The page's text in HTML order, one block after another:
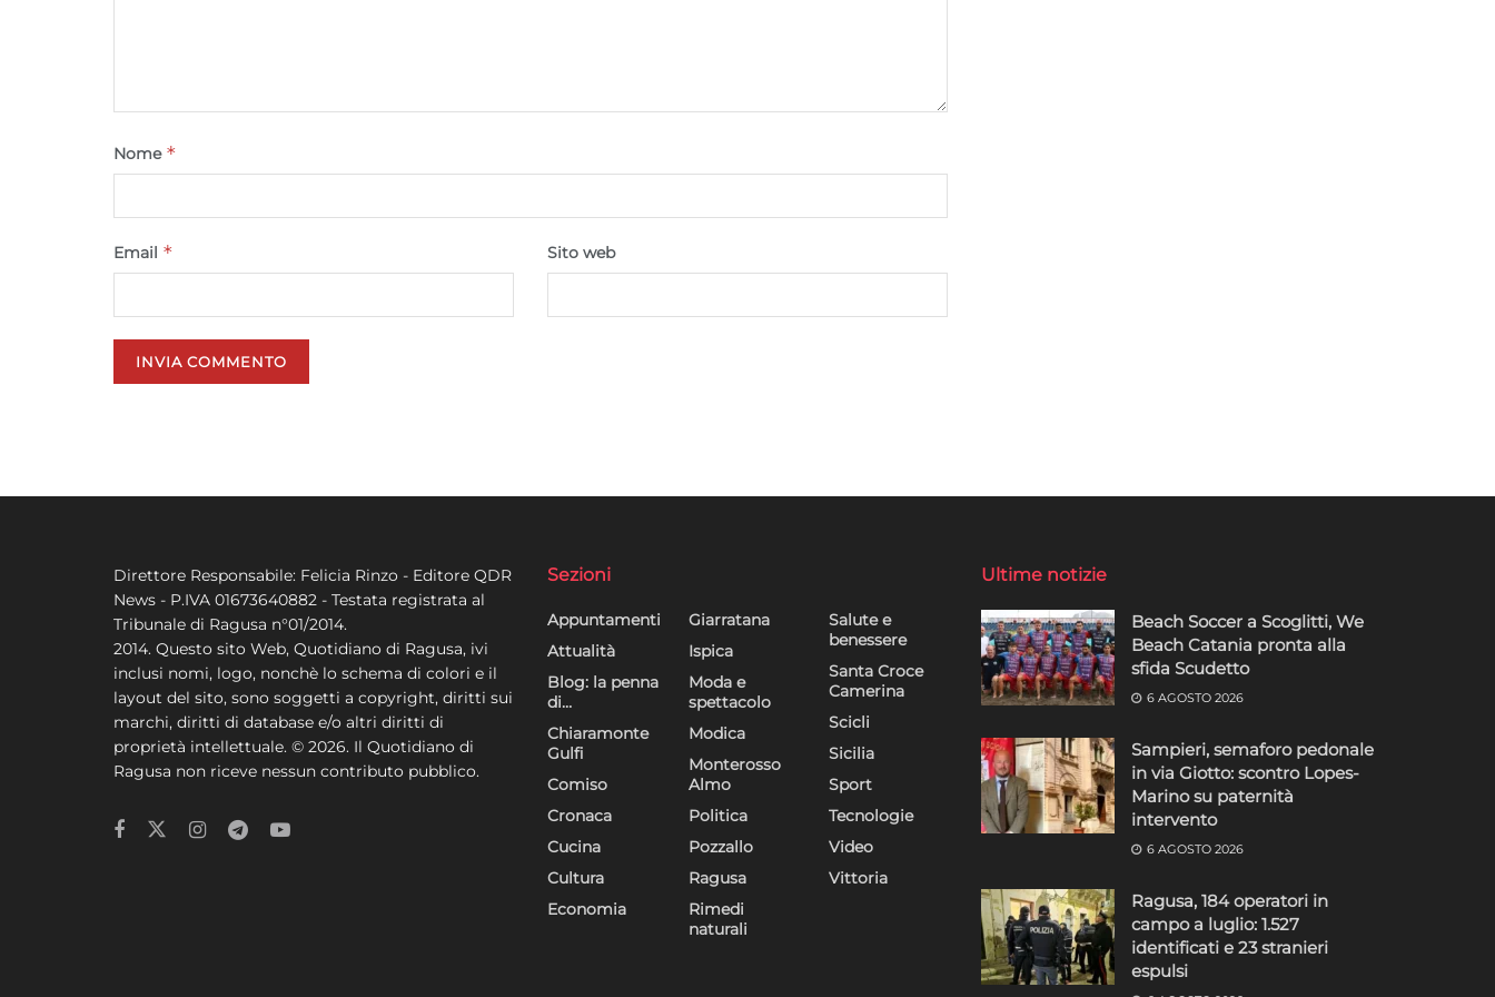
Nome *
Email * Sito web
Direttore Responsabile: Felicia Rinzo - Editore QDR
News - P.IVA 01673640882 - Testata registrata al
Tribunale di Ragusa n°01/2014.
2014. Questo sito Web, Quotidiano di Ragusa, ivi
inclusi nomi, logo, nonchè lo schema di colori e il
layout del sito, sono soggetti a copyright, diritti sui
marchi, diritti di database e/o altri diritti di
proprietà intellettuale. © 2026. Il Quotidiano di
Ragusa non riceve nessun contributo pubblico.
Sezioni
Appuntamenti
Attualità
Blog: la penna
di…
Chiaramonte
Gulfi
Comiso
Cronaca
Cucina
Cultura
Economia
Giarratana
Ispica
Moda e
spettacolo
Modica
Monterosso
Almo
Politica
Pozzallo
Ragusa
Rimedi
naturali
Salute e
benessere
Santa Croce
Camerina
Scicli
Sicilia
Sport
Tecnologie
Video
Vittoria
Ultime notizie
Beach Soccer a Scoglitti, We
Beach Catania pronta alla
sfida Scudetto
6 AGOSTO 2026
Sampieri, semaforo pedonale
in via Giotto: scontro Lopes-
Marino su paternità
intervento
6 AGOSTO 2026
Ragusa, 184 operatori in
campo a luglio: 1.527
identificati e 23 stranieri
espulsi